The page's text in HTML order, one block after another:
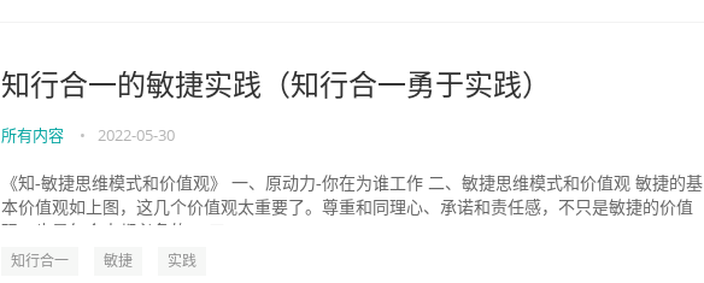
知行合一的敏捷实践（知行合一勇于实践）
所有内容 • 2022-05-30
《知-敏捷思维模式和价值观》 一、原动力-你在为谁工作 二、敏捷思维模式和价值观 敏捷的基
本价值观如上图，这几个价值观太重要了。尊重和同理心、承诺和责任感，不只是敏捷的价值
知行合一 敏捷 实践